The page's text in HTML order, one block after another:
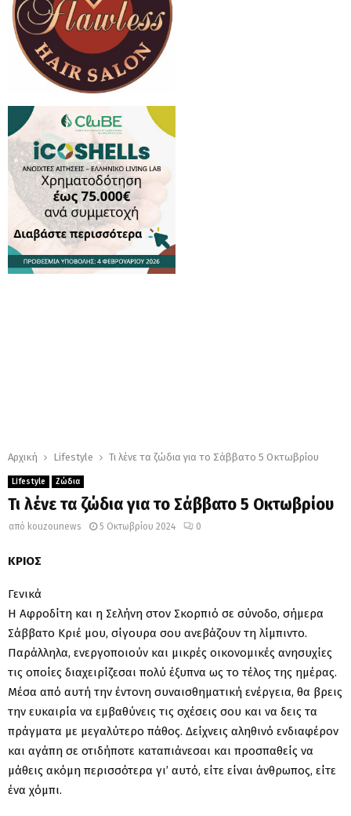
Αρχική Lifestyle Τι λένε τα ζώδια για το Σάββατο 5 Οκτωβρίου
Lifestyle Ζώδια
Τι λένε τα ζώδια για το Σάββατο 5 Οκτωβρίου
από kouzounews 5 Οκτωβρίου 2024 0
ΚΡΙΟΣ
Γενικά
Η Αφροδίτη και η Σελήνη στον Σκορπιό σε σύνοδο, σήμερα
Σάββατο Κριέ μου, σίγουρα σου ανεβάζουν τη λίμπιντο.
Παράλληλα, ενεργοποιούν και μικρές οικονομικές ανησυχίες
τις οποίες διαχειρίζεσαι πολύ έξυπνα ως το τέλος της ημέρας.
Μέσα από αυτή την έντονη συναισθηματική ενέργεια, θα βρεις
την ευκαιρία να εμβαθύνεις τις σχέσεις σου και να δεις τα
πράγματα με μεγαλύτερο πάθος. Δείχνεις αληθινό ενδιαφέρον
και αγάπη σε οτιδήποτε καταπιάνεσαι και προσπαθείς να
μάθεις ακόμη περισσότερα γι’ αυτό, είτε είναι άνθρωπος, είτε
ένα χόμπι.